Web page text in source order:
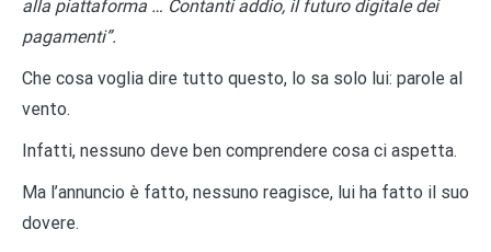
alla piattaforma … Contanti addio, il futuro digitale dei
pagamenti”.
Che cosa voglia dire tutto questo, lo sa solo lui: parole al
vento.
Infatti, nessuno deve ben comprendere cosa ci aspetta.
Ma l’annuncio è fatto, nessuno reagisce, lui ha fatto il suo
dovere.